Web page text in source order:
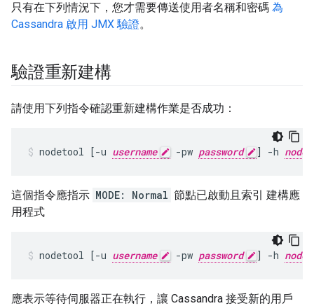
只有在下列情況下，您才需要傳送使用者名稱和密碼 為
Cassandra 啟用 JMX 驗證。
驗證重新建構
請使用下列指令確認重新建構作業是否成功：
nodetool [-u username -pw password ] -h
這個指令應指示 MODE: Normal 節點已啟動且索引 建構應
用程式
nodetool [-u username -pw password ] -h
應表示等待伺服器正在執行，讓 Cassandra 接受新的用戶